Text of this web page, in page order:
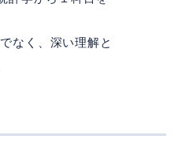
なく、深い理解と